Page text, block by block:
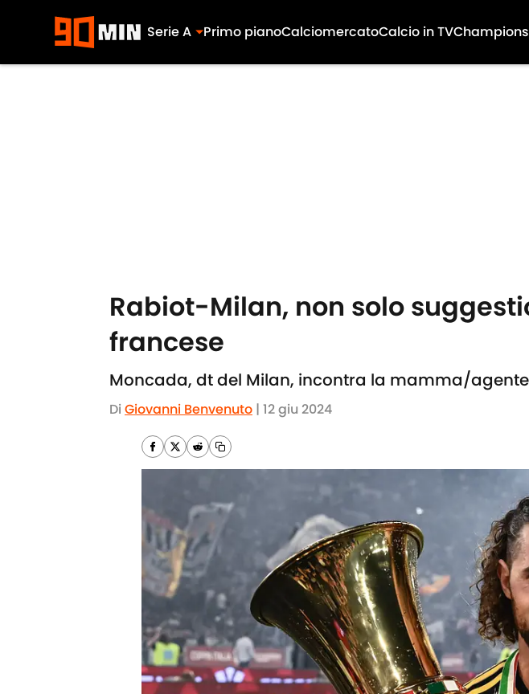
Serie A Primo pianoCalciomercatoCalcio in TV
Rabiot-Milan, non solo
francese
Moncada, dt del Milan, incontra la mamma/
Di Giovanni Benvenuto | 12 giu 2024